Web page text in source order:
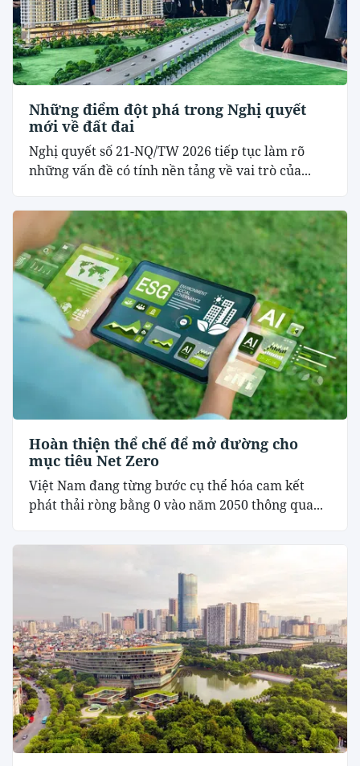
Những điểm đột phá trong Nghị quyết
mới về đất đai
Nghị quyết số 21-NQ/TW 2026 tiếp tục làm rõ
những vấn đề có tính nền tảng về vai trò của...
Hoàn thiện thể chế để mở đường cho
mục tiêu Net Zero
Việt Nam đang từng bước cụ thể hóa cam kết
phát thải ròng bằng 0 vào năm 2050 thông qua...